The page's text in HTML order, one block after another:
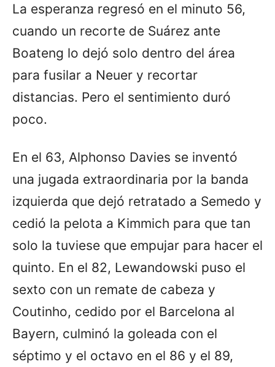
La esperanza regresó en el minuto 56,
cuando un recorte de Suárez ante
Boateng lo dejó solo dentro del área
para fusilar a Neuer y recortar
distancias. Pero el sentimiento duró
poco.
En el 63, Alphonso Davies se inventó
una jugada extraordinaria por la banda
izquierda que dejó retratado a Semedo y
cedió la pelota a Kimmich para que tan
solo la tuviese que empujar para hacer el
quinto. En el 82, Lewandowski puso el
sexto con un remate de cabeza y
Coutinho, cedido por el Barcelona al
Bayern, culminó la goleada con el
séptimo y el octavo en el 86 y el 89,